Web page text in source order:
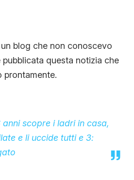
NETWORK
un blog che non conoscevo
questa notizia che
prontamente.
scopre i ladri in casa,
e li uccide tutti e 3: